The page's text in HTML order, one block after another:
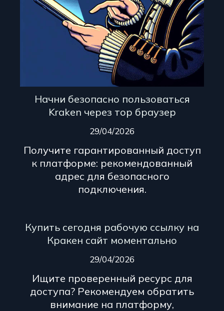
Начни безопасно пользоваться
Kraken через тор браузер
29/04/2026
Получите гарантированный доступ
к платформе: рекомендованный
адрес для безопасного
подключения.
Купить сегодня рабочую ссылку на
Кракен сайт моментально
29/04/2026
Ищите проверенный ресурс для
доступа? Рекомендуем обратить
внимание на платформу,